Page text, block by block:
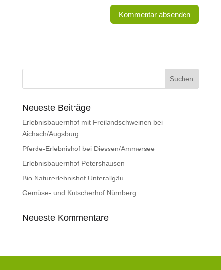
Neueste Beiträge
Erlebnisbauernhof mit Freilandschweinen bei
Aichach/Augsburg
Pferde-Erlebnishof bei Diessen/Ammersee
Erlebnisbauernhof Petershausen
Bio Naturerlebnishof Unterallgäu
Gemüse- und Kutscherhof Nürnberg
Neueste Kommentare